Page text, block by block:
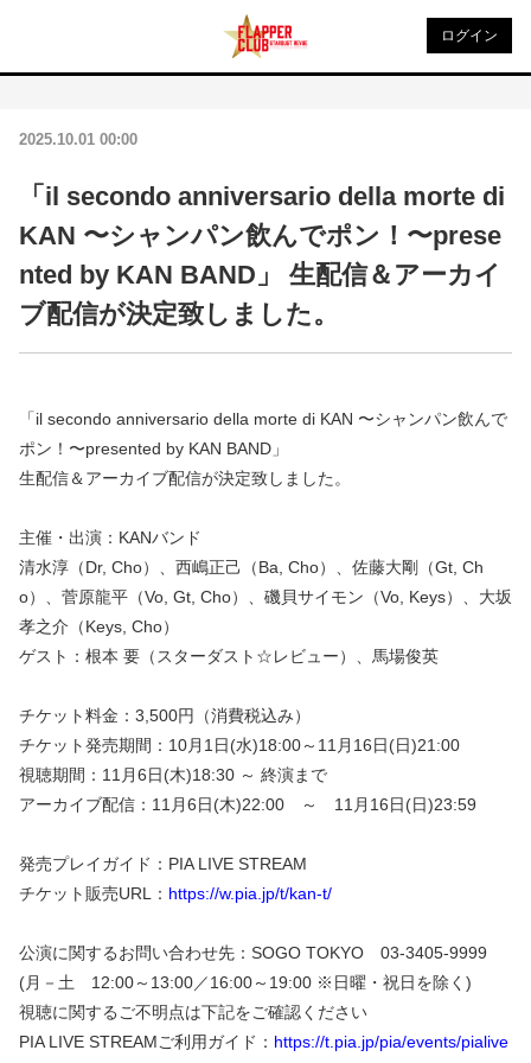
ログイン
2025.10.01 00:00
「il secondo anniversario della morte di
KAN 〜シャンパン飲んでポン！〜prese
nted by KAN BAND」 生配信＆アーカイ
ブ配信が決定致しました。
「il secondo anniversario della morte di KAN 〜シャンパン飲んで
ポン！〜presented by KAN BAND」
生配信＆アーカイブ配信が決定致しました。
主催・出演：KANバンド
清水淳（Dr, Cho）、西嶋正己（Ba, Cho）、佐藤大剛（Gt, Ch
o）、菅原龍平（Vo, Gt, Cho）、磯貝サイモン（Vo, Keys）、大坂
孝之介（Keys, Cho）
ゲスト：根本 要（スターダスト☆レビュー）、馬場俊英
チケット料金：3,500円（消費税込み）
チケット発売期間：10月1日(水)18:00～11月16日(日)21:00
視聴期間：11月6日(木)18:30 ～ 終演まで
アーカイブ配信：11月6日(木)22:00 ～ 11月16日(日)23:59
発売プレイガイド：PIA LIVE STREAM
チケット販売URL： https://w.pia.jp/t/kan-t/
公演に関するお問い合わせ先：SOGO TOKYO 03-3405-9999
(月－土 12:00～13:00／16:00～19:00 ※日曜・祝日を除く)
視聴に関するご不明点は下記をご確認ください
PIA LIVE STREAMご利用ガイド： https://t.pia.jp/pia/events/pialive